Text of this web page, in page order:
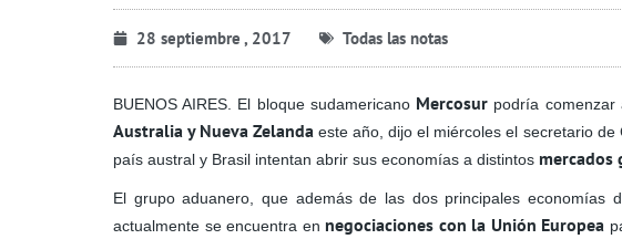
28 septiembre , 2017 Todas las notas
BUENOS AIRES. El bloque sudamericanoMercosur podría comenzar
Australia y Nueva Zelanda este año, dijo el miércoles el secretario
país austral y Brasil intentan abrir sus economías a distintos mercados
El grupo aduanero, que además de las dos principales economías
actualmente se encuentra en negociaciones con la Unión Europea